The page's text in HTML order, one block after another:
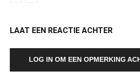
LAAT EEN REACTIE ACHTER
LOG IN OM EEN OPMERKING